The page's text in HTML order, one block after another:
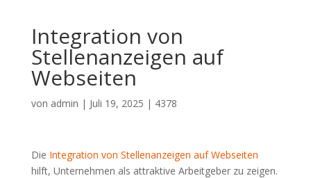
Integration von
Stellenanzeigen auf
Webseiten
von admin | Juli 19, 2025 | 4378
Die Integration von Stellenanzeigen auf Webseiten
hilft, Unternehmen als attraktive Arbeitgeber zu zeigen.